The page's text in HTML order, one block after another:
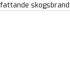
skogsbrand